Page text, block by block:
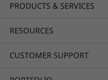
PRODUCTS & SERVICES
RESOURCES
CUSTOMER SUPPORT